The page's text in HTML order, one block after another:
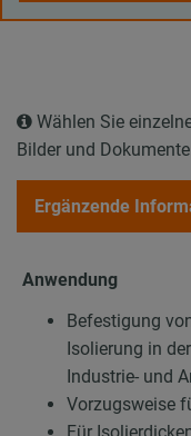
Wählen Sie
Bilder und
Ergänzende
Anwendung
Befestigung
Isolierung in
Industrie- und
Vorzugsweise